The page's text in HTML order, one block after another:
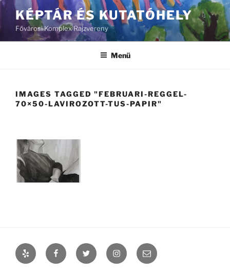
Tartalomhoz
KÉPTÁR ÉS KUTATÓHELY
Fővárosi Komplex Rajzvereny
Menü
IMAGES TAGGED "FEBRUARI-REGGEL-
70×50-LAVIROZOTT-TUS-PAPIR"
Yelp FacebookTwitter InstagramEmail